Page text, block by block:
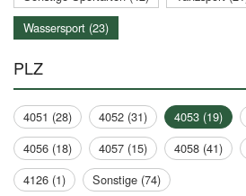
Wassersport (23)
PLZ
4051 (28) 4052 (31) 4053 (19)
4056 (18)
4057 (15) 4058 (41)
4126 (1)
Sonstige (74)